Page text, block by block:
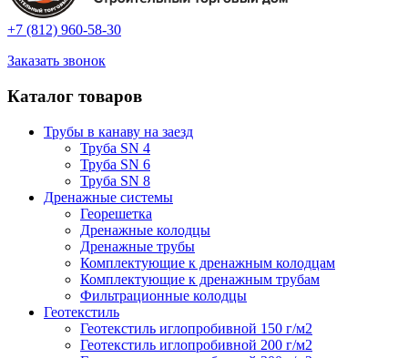
+7 (812) 960-58-30
Заказать звонок
Каталог товаров
Трубы в канаву на заезд
Труба SN 4
Труба SN 6
Труба SN 8
Дренажные системы
Георешетка
Дренажные колодцы
Дренажные трубы
Комплектующие к дренажным колодцам
Комплектующие к дренажным трубам
Фильтрационные колодцы
Геотекстиль
Геотекстиль иглопробивной 150 г/м2
Геотекстиль иглопробивной 200 г/м2